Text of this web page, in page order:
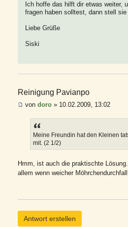
Ich hoffe das hilft dir etwas weiter,
fragen haben solltest, dann stell
Liebe Grüße
Siski
Reinigung Pavianpo
von doro » 10.02.2009, 13:02
Meine Freundin hat den Kleinen
mit. (2 1/2)
Hmm, ist auch die praktischte
allem wenn weicher Möhrchendurchfall
Antwort erstellen